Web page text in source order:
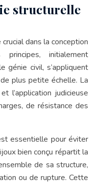
structurelle
dans la conception
initialement
génie civil, s’appliquent
plus petite échelle. La
l’application judicieuse
de résistance des
essentielle pour éviter
bien conçu répartit la
de sa structure,
ou de rupture. Cette